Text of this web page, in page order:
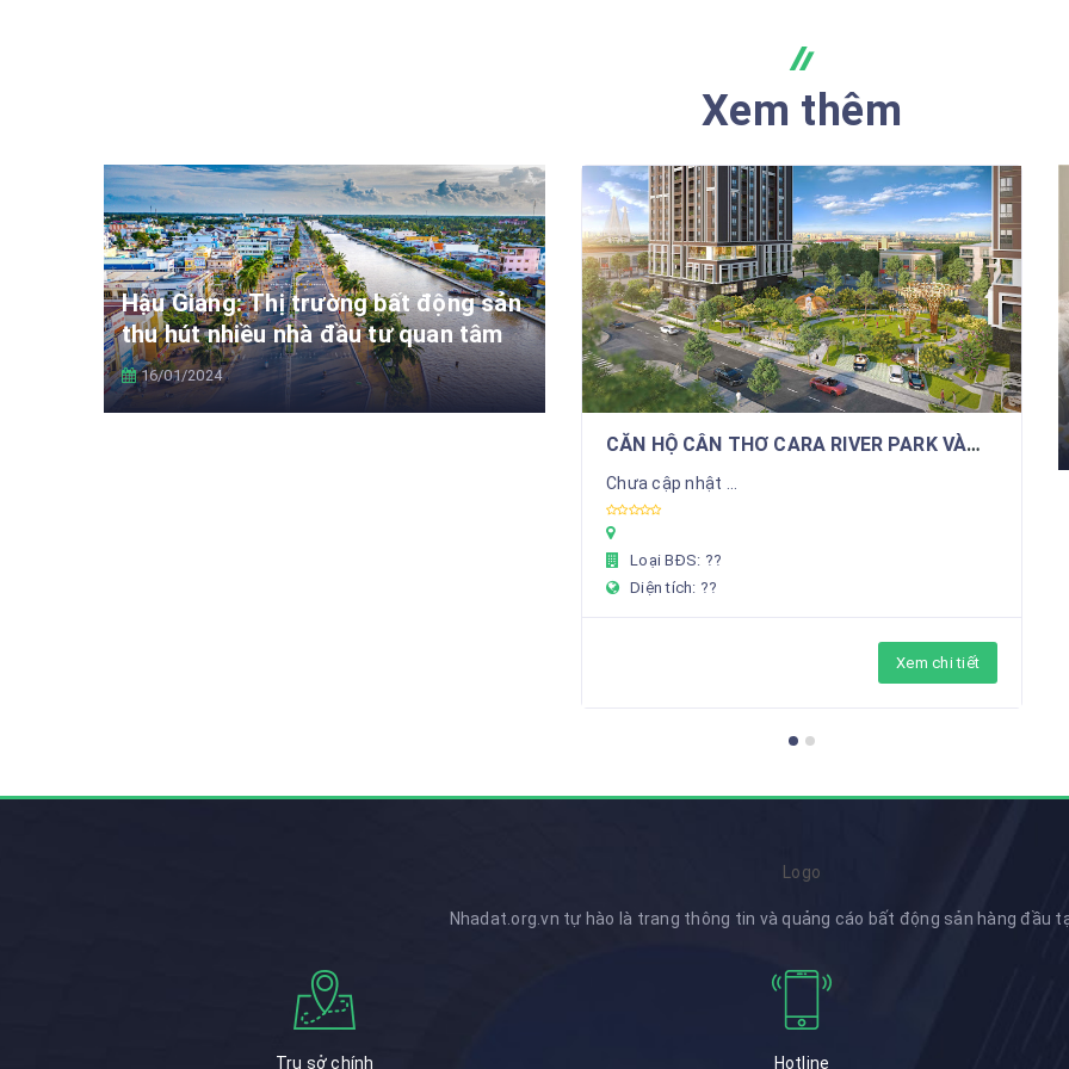
Xem thêm
Hậu Giang: Thị trường bất động sản
thu hút nhiều nhà đầu tư quan tâm
16/01/2024
CĂN HỘ CÂN THƠ CARA RIVER PARK VÀ
KHÁI NIỆM BIỆT THỰ TRÊN CAO
Chưa cập nhật ...
Loại BĐS: ??
Diện tích: ??
Xem chi tiết
Logo
Nhadat.org.vn tự hào là trang thông tin và quảng cáo bất động sản hàng đầu
Trụ sở chính Hotline